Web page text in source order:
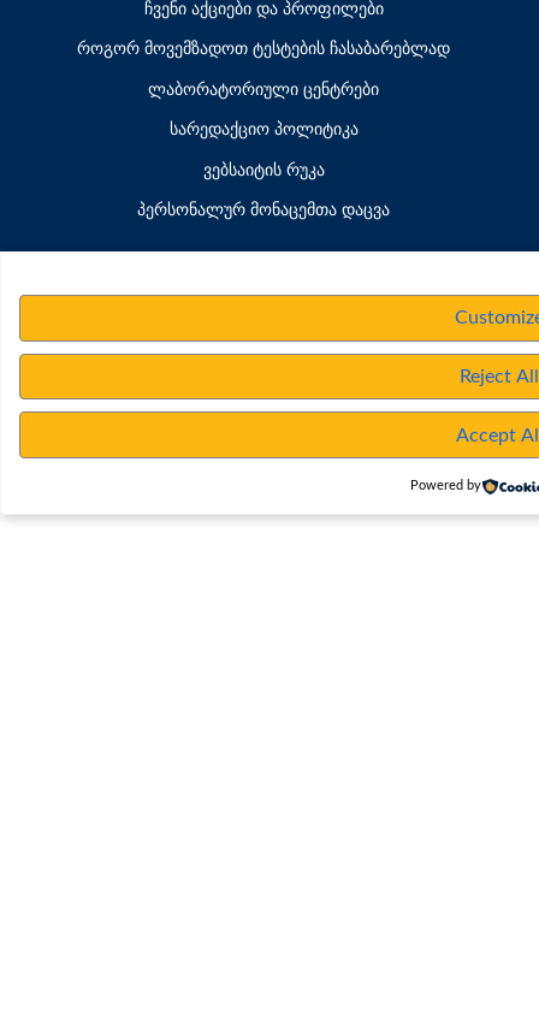
ჩვენი აქციები და პროფილები
როგორ მოვემზადოთ ტესტების ჩასაბარებლად
ლაბორატორიული ცენტრები
სარედაქციო პოლიტიკა
ვებსაიტის რუკა
პერსონალურ მონაცემთა დაცვა
Reject All
Accept
Powered by